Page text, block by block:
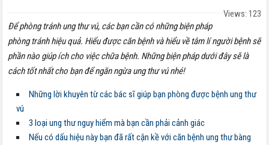
Views: 123
Để phòng tránh ung thư vú, các bạn cần có những biện pháp
phòng tránh hiệu quả. Hiểu được căn bệnh và hiểu về tâm lí người bệnh sẽ
phần nào giúp ích cho việc chữa bệnh. Những biện pháp dưới đây sẽ là
cách tốt nhất cho bạn để ngăn ngừa ung thư vú nhé!
Những lời khuyên từ các bác sĩ giúp bạn phòng được bệnh ung thư
vú
3 loại ung thư nguy hiểm mà bạn cần phải cảnh giác
Nếu có dấu hiệu này bạn đã rất cận kề với căn bệnh ung thư bàng